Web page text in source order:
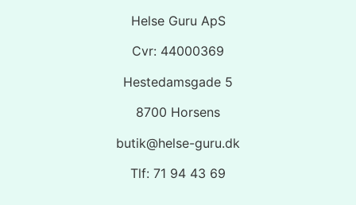
Helse Guru ApS
Cvr: 44000369
Hestedamsgade 5
8700 Horsens
butik@helse-guru.dk
Tlf: 71 94 43 69